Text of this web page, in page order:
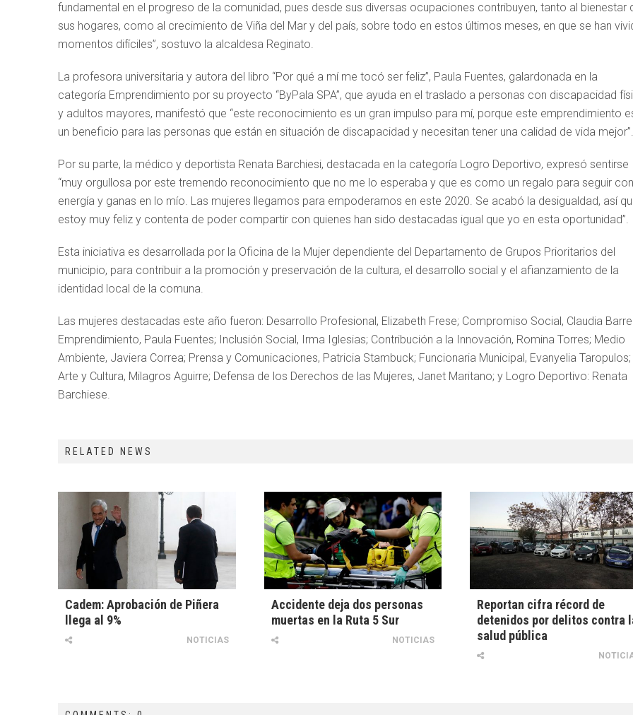
fundamental en el progreso de la comunidad, pues desde sus diversas ocupaciones contribuyen, tanto al bienestar
sus hogares, como al crecimiento de Viña del Mar y del país, sobre todo en estos últimos meses, en que se han
momentos difíciles”, sostuvo la alcaldesa Reginato.
La profesora universitaria y autora del libro “Por qué a mí me tocó ser feliz”, Paula Fuentes, galardonada en la
categoría Emprendimiento por su proyecto “ByPala SPA”, que ayuda en el traslado a personas con discapacidad
y adultos mayores, manifestó que “este reconocimiento es un gran impulso para mí, porque este emprendimiento
un beneficio para las personas que están en situación de discapacidad y necesitan tener una calidad de vida mejor”.
Por su parte, la médico y deportista Renata Barchiesi, destacada en la categoría Logro Deportivo, expresó sentirse
“muy orgullosa por este tremendo reconocimiento que no me lo esperaba y que es como un regalo para seguir con
energía y ganas en lo mío. Las mujeres llegamos para empoderarnos en este 2020. Se acabó la desigualdad, así
estoy muy feliz y contenta de poder compartir con quienes han sido destacadas igual que yo en esta oportunidad”.
Esta iniciativa es desarrollada por la Oficina de la Mujer dependiente del Departamento de Grupos Prioritarios del
municipio, para contribuir a la promoción y preservación de la cultura, el desarrollo social y el afianzamiento de la
identidad local de la comuna.
Las mujeres destacadas este año fueron: Desarrollo Profesional, Elizabeth Frese; Compromiso Social, Claudia
Emprendimiento, Paula Fuentes; Inclusión Social, Irma Iglesias; Contribución a la Innovación, Romina Torres; Medio
Ambiente, Javiera Correa; Prensa y Comunicaciones, Patricia Stambuck; Funcionaria Municipal, Evanyelia Taropulos;
Arte y Cultura, Milagros Aguirre; Defensa de los Derechos de las Mujeres, Janet Maritano; y Logro Deportivo: Renata
Barchiese.
RELATED NEWS
Cadem: Aprobación de Piñera
llega al 9%
NOTICIAS
Accidente deja dos personas
muertas en la Ruta 5 Sur
NOTICIAS
Reportan cifra récord de
detenidos por delitos contra
salud pública